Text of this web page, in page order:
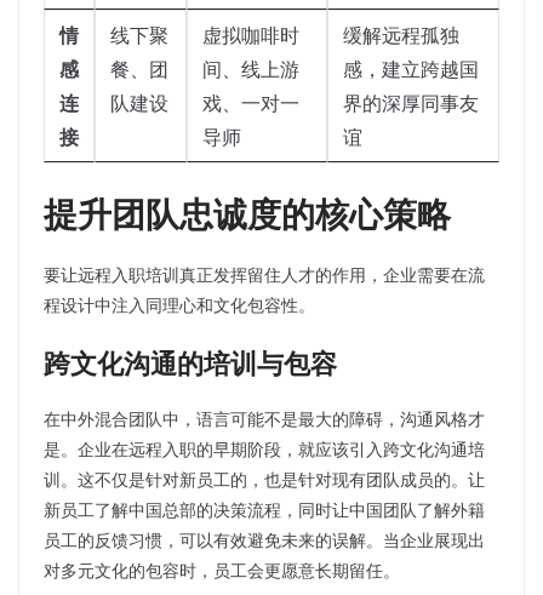
情
感
连
接
线下聚
餐、团
队建设
虚拟咖啡时
间、线上游
戏、一对一
导师
缓解远程孤独
感，建立跨越国
界的深厚同事友
谊
提升团队忠诚度的核心策略
要让远程入职培训真正发挥留住人才的作用，企业需要在流
程设计中注入同理心和文化包容性。
跨文化沟通的培训与包容
在中外混合团队中，语言可能不是最大的障碍，沟通风格才
是。企业在远程入职的早期阶段，就应该引入跨文化沟通培
训。这不仅是针对新员工的，也是针对现有团队成员的。让
新员工了解中国总部的决策流程，同时让中国团队了解外籍
员工的反馈习惯，可以有效避免未来的误解。当企业展现出
对多元文化的包容时，员工会更愿意长期留任。